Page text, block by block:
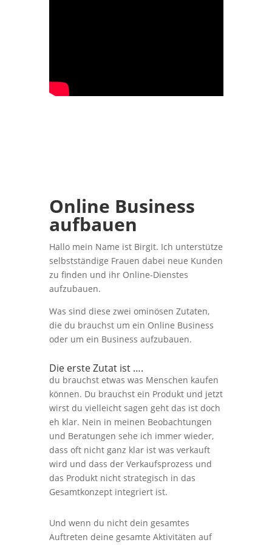
Online Business
aufbauen
Hallo mein Name ist Birgit. Ich unterstütze
selbstständige Frauen dabei neue Kunden
zu finden und ihr Online-Dienstes
aufzubauen.
Was sind diese zwei ominösen Zutaten,
die du brauchst um ein Online Business
oder um ein Business aufzubauen.
Die erste Zutat ist ….
du brauchst etwas was Menschen kaufen
können. Du brauchst ein Produkt und jetzt
wirst du vielleicht sagen geht das ist doch
eh klar. Nein in meinen Beobachtungen
und Beratungen sehe ich immer wieder,
dass oft nicht ganz klar ist was verkauft
wird und dass der Verkaufsprozess und
das Produkt nicht strategisch in das
Gesamtkonzept integriert ist.
Und wenn du nicht dein gesamtes
Auftreten deine gesamte Aktivitäten auf